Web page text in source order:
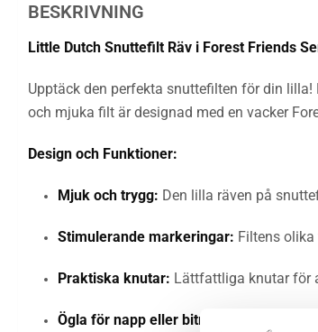
BESKRIVNING
Little Dutch Snuttefilt Räv i Forest Friends
Upptäck den perfekta snuttefilten för din
och mjuka filt är designad med en vacker
Design och Funktioner:
Mjuk och trygg: Den lilla räven på
Stimulerande markeringar: Filtens
Praktiska knutar: Lättfattliga knutar för
Ögla för napp eller bitring: